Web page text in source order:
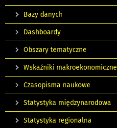
Bazy danych
Dashboardy
Obszary tematyczne
Wskaźniki makroekonomiczne
Czasopisma naukowe
Statystyka międzynarodowa
Statystyka regionalna